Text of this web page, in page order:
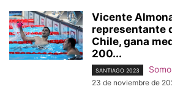
Vicente
representante
Chile, gana
200...
SANTIAGO 2023
23 de noviembre de